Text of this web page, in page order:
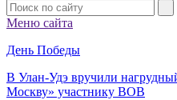
Меню сайта
День Победы
В Улан-Удэ вручили
Москву» участнику ВОВ